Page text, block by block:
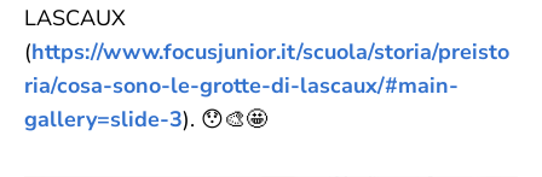
LASCAUX
(https://www.focusjunior.it/scuola/storia/preisto
ria/cosa-sono-le-grotte-di-lascaux/#main-
gallery=slide-3). 😯🎨🤩